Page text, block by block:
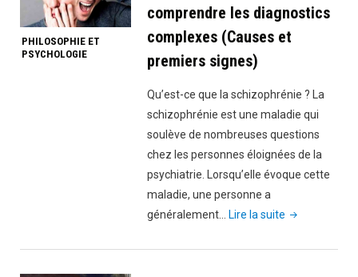
PHILOSOPHIE ET
PSYCHOLOGIE
comprendre les diagnostics
complexes (Causes et
premiers signes)
Qu’est-ce que la schizophrénie ? La
schizophrénie est une maladie qui
soulève de nombreuses questions
chez les personnes éloignées de la
psychiatrie. Lorsqu’elle évoque cette
maladie, une personne a
généralement…
Lire la suite
psychose